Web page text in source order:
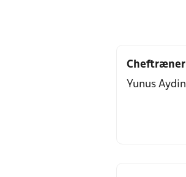
Cheftræner
Yunus Aydin